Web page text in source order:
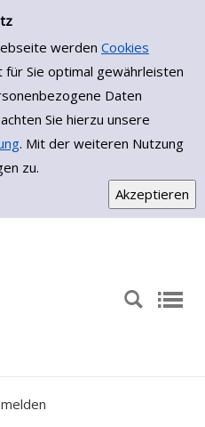
werden Cookies
Sie optimal gewährleisten
Daten
Sie hierzu unsere
. Mit der weiteren Nutzung
zu.